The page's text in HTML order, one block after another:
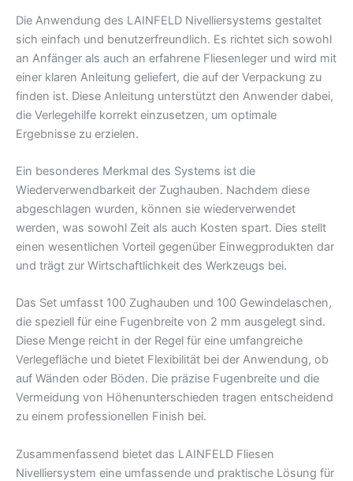
Die Anwendung des LAINFELD Nivelliersystems gestaltet
sich einfach und benutzerfreundlich. Es richtet sich sowohl
an Anfänger als auch an erfahrene Fliesenleger und wird mit
einer klaren Anleitung geliefert, die auf der Verpackung zu
finden ist. Diese Anleitung unterstützt den Anwender dabei,
die Verlegehilfe korrekt einzusetzen, um optimale
Ergebnisse zu erzielen.
Ein besonderes Merkmal des Systems ist die
Wiederverwendbarkeit der Zughauben. Nachdem diese
abgeschlagen wurden, können sie wiederverwendet
werden, was sowohl Zeit als auch Kosten spart. Dies stellt
einen wesentlichen Vorteil gegenüber Einwegprodukten dar
und trägt zur Wirtschaftlichkeit des Werkzeugs bei.
Das Set umfasst 100 Zughauben und 100 Gewindelaschen,
die speziell für eine Fugenbreite von 2 mm ausgelegt sind.
Diese Menge reicht in der Regel für eine umfangreiche
Verlegefläche und bietet Flexibilität bei der Anwendung, ob
auf Wänden oder Böden. Die präzise Fugenbreite und die
Vermeidung von Höhenunterschieden tragen entscheidend
zu einem professionellen Finish bei.
Zusammenfassend bietet das LAINFELD Fliesen
Nivelliersystem eine umfassende und praktische Lösung für